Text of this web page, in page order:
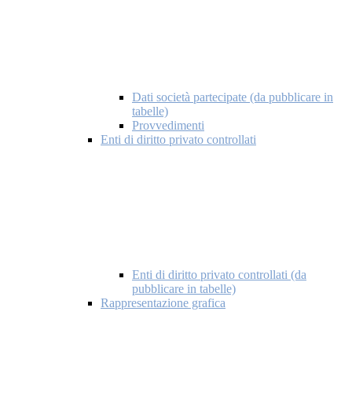
Dati società partecipate (da pubblicare in
tabelle)
Provvedimenti
Enti di diritto privato controllati
Enti di diritto privato controllati (da
pubblicare in tabelle)
Rappresentazione grafica